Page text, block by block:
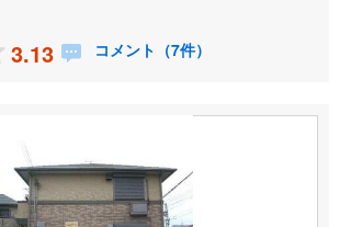
3.13 コメント（7件）